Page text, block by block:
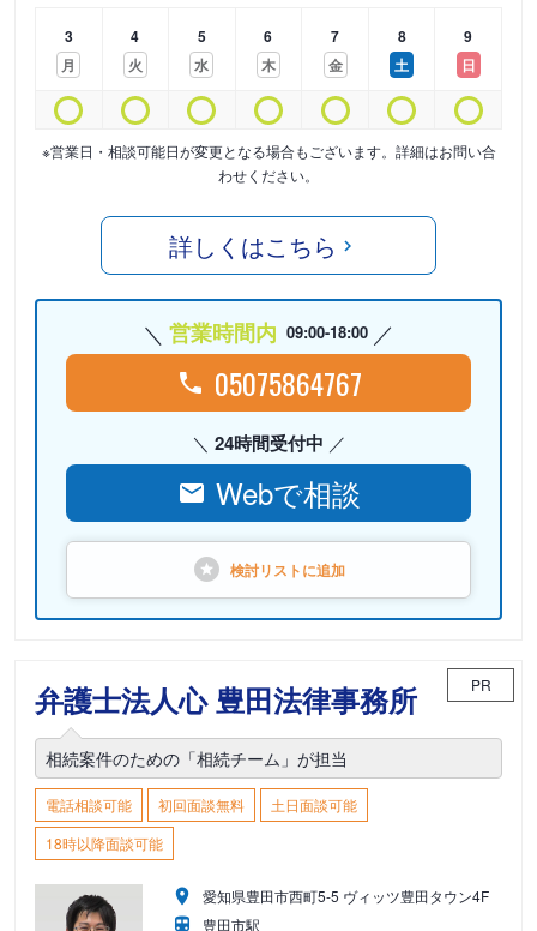
3
月
4
火
5
水
6
木
7
金
8
土
9
日
※営業日・相談可能日が変更となる場合もございます。詳細はお問い合
わせください。
詳しくはこちら
営業時間内 09:00-18:00
05075864767
24時間受付中
Webで相談
検討リストに追加
弁護士法人心 豊田法律事務所 PR
相続案件のための「相続チーム」が担当
電話相談可能 初回面談無料
土日面談可能
18時以降面談可能
愛知県豊田市西町5-5 ヴィッツ豊田タウン4F
豊田市駅